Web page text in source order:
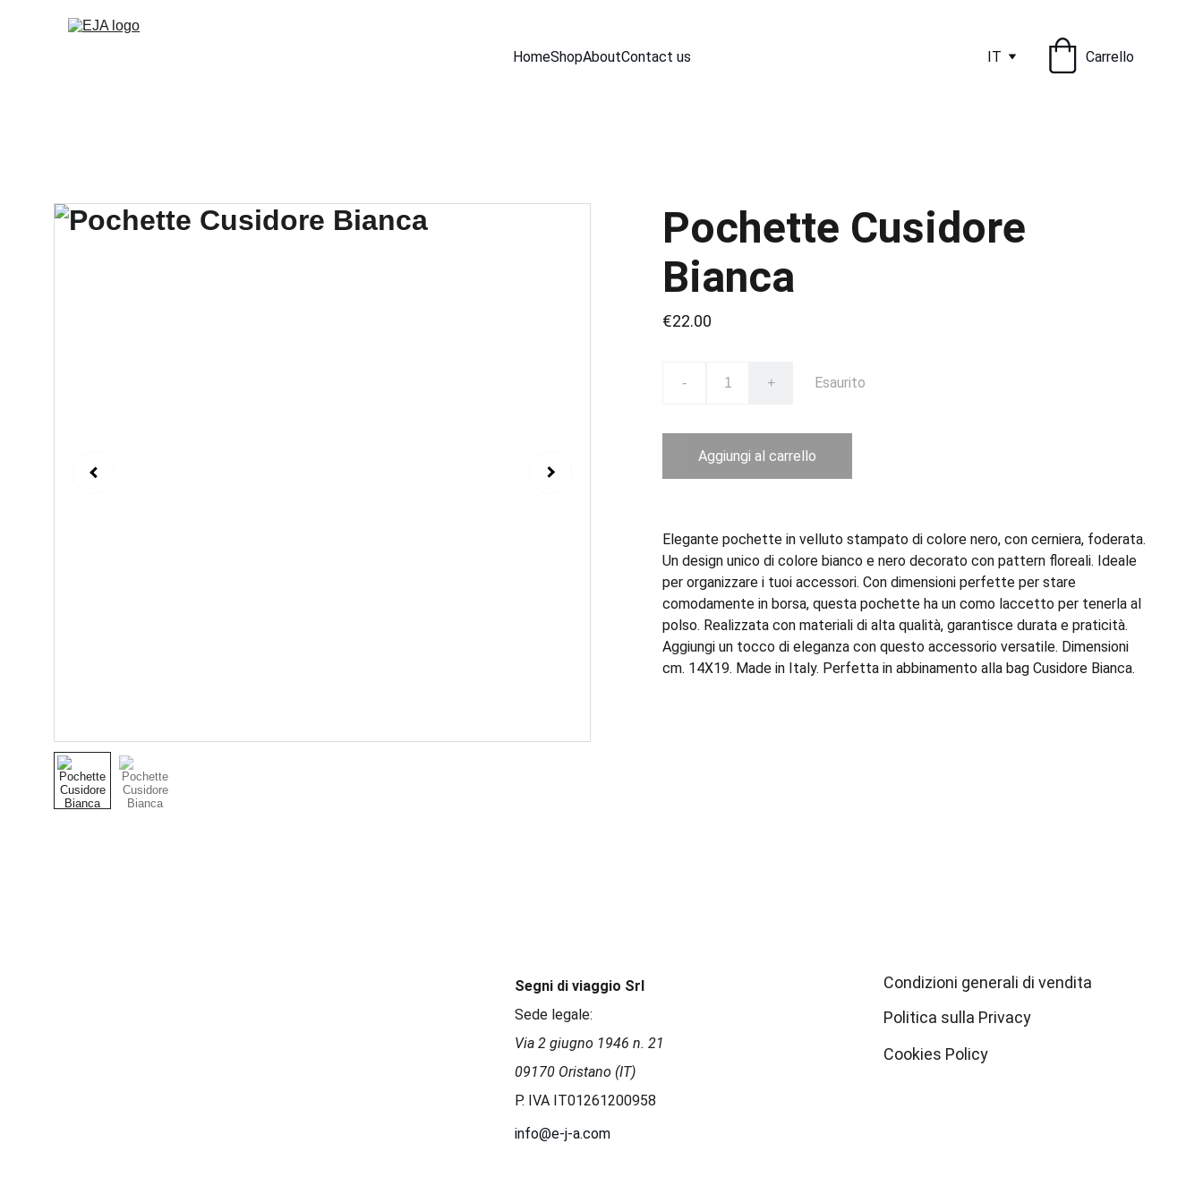
HomeShopAboutContact us IT Carrello
Pochette Cusidore
Bianca
€22.00
- + Esaurito
Aggiungi al carrello
Elegante pochette in velluto stampato di colore nero, con cerniera, foderata.
Un design unico di colore bianco e nero decorato con pattern floreali. Ideale
per organizzare i tuoi accessori. Con dimensioni perfette per stare
comodamente in borsa, questa pochette ha un como laccetto per tenerla al
polso. Realizzata con materiali di alta qualità, garantisce durata e praticità.
Aggiungi un tocco di eleganza con questo accessorio versatile. Dimensioni
cm. 14X19. Made in Italy. Perfetta in abbinamento alla bag Cusidore Bianca.
Segni di viaggio Srl
Sede legale:
Via 2 giugno 1946 n. 21
09170 Oristano (IT)
P. IVA IT01261200958
info@e-j-a.com
Politica sulla Privacy
Condizioni generali di vendita
Cookies Policy